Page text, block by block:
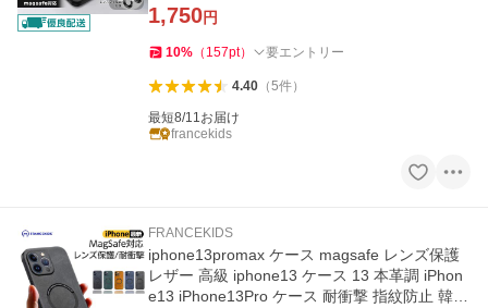
1,750円
10% （ 157pt） 要エントリー
4.40（5件）
最短8/11お届け
francekids
FRANCEKIDS
iphone13promax ケース magsafe レンズ保護
レザー 高級 iphone13 ケース 13 本革調 iPhon
e13 iPhone13Pro ケース 耐衝撃 指紋防止 韓国